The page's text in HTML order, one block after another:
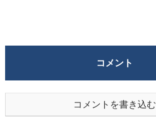
コメント
コメントを書き込む